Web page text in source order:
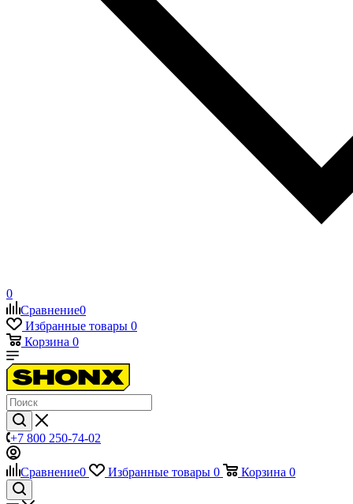
0
Сравнение0
Избранные товары 0
Корзина 0
+7 800 250-74-02
Сравнение0 Избранные товары 0 Корзина 0